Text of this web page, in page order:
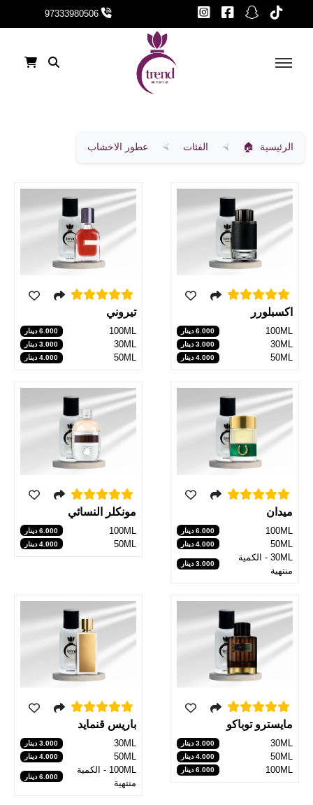
97333980506
الرئيسية الفئات عطور الاخشاب
اكسبلورر
100ML 6.000 دينار
30ML 3.000 دينار
50ML 4.000 دينار
تيروني
100ML 6.000 دينار
30ML 3.000 دينار
50ML 4.000 دينار
ميدان
100ML 6.000 دينار
50ML 4.000 دينار
30ML - الكمية
منتهية
3.000 دينار
مونكلر النسائي
100ML 6.000 دينار
50ML 4.000 دينار
مايسترو توباكو
30ML 3.000 دينار
50ML 4.000 دينار
100ML 6.000 دينار
باريس قنمايد
30ML 3.000 دينار
50ML 4.000 دينار
100ML - الكمية
منتهية
6.000 دينار